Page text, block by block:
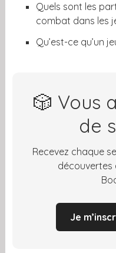
Quels sont les
combat dans les
Qu’est-ce qu’un
🎲 Vous
de
Recevez chaque
Je